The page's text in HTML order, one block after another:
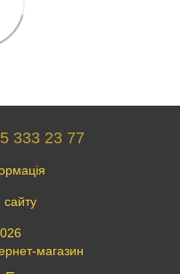
333 23 77
сайту
магазин